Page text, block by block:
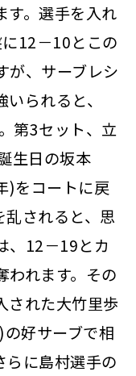
す。選手を入れ
12－10とこの
が、サーブレシ
られると、
第3セット、立
生日の坂本
)をコートに戻
乱されると、思
、12－19とカ
われます。その
された大竹里歩
好サーブで相
らに島村選手の